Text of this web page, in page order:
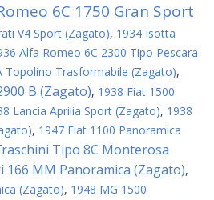
6C 1750 Gran Sport
V4 Sport (Zagato), 1934 Isotta
Alfa Romeo 6C 2300 Tipo Pescara
Topolino Trasformabile (Zagato),
B (Zagato), 1938 Fiat 1500
Lancia Aprilia Sport (Zagato), 1938
, 1947 Fiat 1100 Panoramica
Tipo 8C Monterosa
166 MM Panoramica (Zagato),
(Zagato), 1948 MG 1500